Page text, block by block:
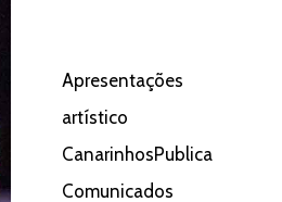
Apresentações
artístico
CanarinhosPublica
Comunicados